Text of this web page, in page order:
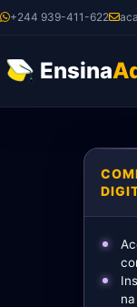
+244 939-411-622
Ensina
Ir
o
conteúdo